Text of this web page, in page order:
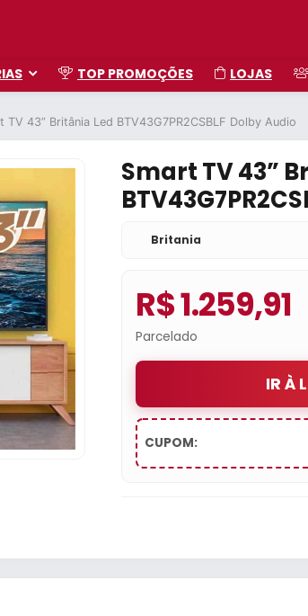
TOP PROMOÇÕES LOJAS
TV 43” Britânia Led BTV43G7PR2CSBLF Dolby Audio
Smart TV 43”
Britania
R$ 1.259,91
Parcelado
IR À
CUPOM: